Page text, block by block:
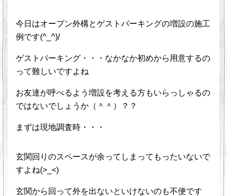
今日はオープン外構とゲストパーキングの増設の施工
例です(^_^)/
ゲストパーキング・・・なかなか初めから用意するの
って難しいですよね
お友達が呼べるよう増設を考える方もいらっしゃるの
ではないでしょうか（＾＾）？？
まずは現地調査時・・・
玄関回りのスペースが余ってしまってもったいないで
すよね(>_<)
玄関から回って外を出ないといけないのも不便です